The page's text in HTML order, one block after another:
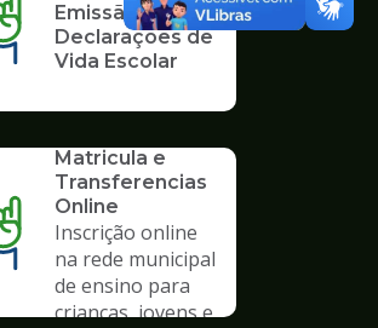
Emissão de
Declarações de
Vida Escolar
SERVICO
Matricula e
Transferencias
Online
Inscrição online
na rede municipal
de ensino para
crianças, jovens e